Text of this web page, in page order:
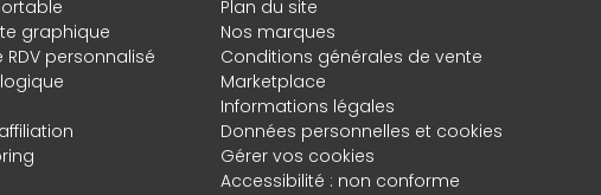
graphique
RDV personnalisé
Plan du site
Nos marques
Conditions générales de vente
Marketplace
Informations légales
Données personnelles et cookies
Gérer vos cookies
Accessibilité : non conforme